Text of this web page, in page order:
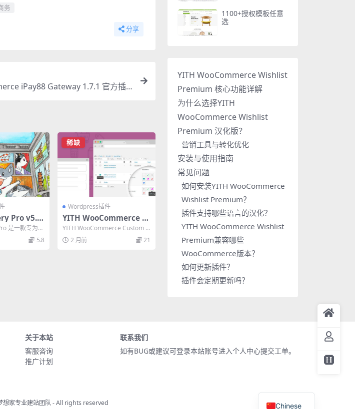
务
分享
iPay88 Gateway 1.7.1 官方插
Pro v5.5.
展示插件
是一款专为摄
图...
5.8
稀缺
Wordpress插件
YITH WooCommerce C
ustom Order Status Pr
emium 2.20.0 自定义订
单状态插件汉化版
YITH WooCommerce Custom O
rder Status Pre...
2 月前 21
1100+授权模板任意
选
YITH WooCommerce Wishlist
Premium 核心功能详解
为什么选择YITH
WooCommerce Wishlist
Premium 汉化版？
营销工具与转化优化
安装与使用指南
常见问题
如何安装YITH WooCommerce
Wishlist Premium？
插件支持哪些语言的汉化？
YITH WooCommerce Wishlist
Premium兼容哪些
WooCommerce版本？
如何更新插件？
插件会定期更新吗？
关于本站
客服咨询
推广计划
联系我们
如有BUG或建议可登录本站账号进入个人中心提交工单。
想家专业建站团队- All rights reserved Chinese